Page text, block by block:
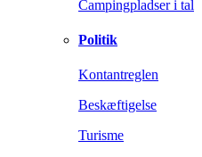
Campingpladser i tal
Politik
Kontantreglen
Beskæftigelse
Turisme